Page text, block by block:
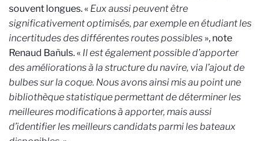
souvent longues. « Eux aussi peuvent être
significativement optimisés, par exemple en étudiant les
incertitudes des différentes routes possibles », note
Renaud Bañuls. « Il est également possible d’apporter
des améliorations à la structure du navire, via l’ajout de
bulbes sur la coque. Nous avons ainsi mis au point une
bibliothèque statistique permettant de déterminer les
meilleures modifications à apporter, mais aussi
d’identifier les meilleurs candidats parmi les bateaux